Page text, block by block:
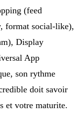
(feed
format social-like),
Display
App
son rythme
doit savoir
et votre maturite.